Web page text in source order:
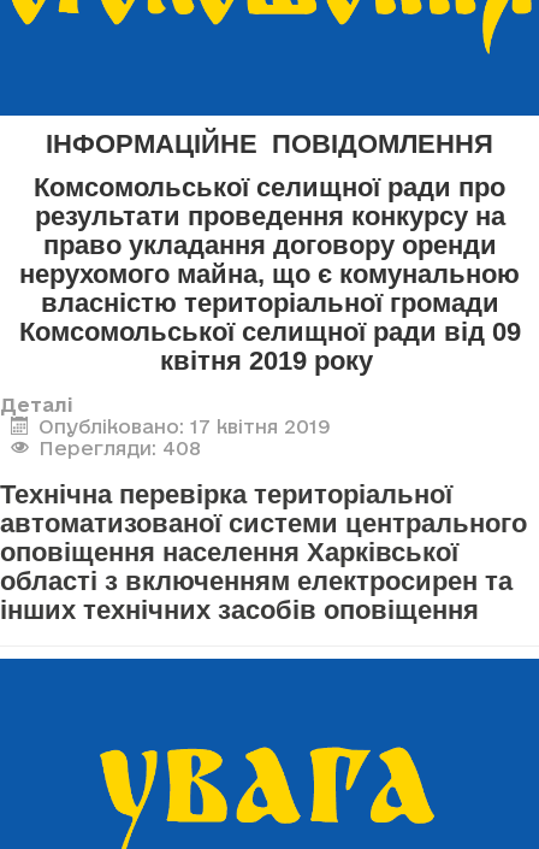
ІНФОРМАЦІЙНЕ ПОВІДОМЛЕННЯ
Комсомольської селищної ради про
результати проведення конкурсу на
право укладання договору оренди
нерухомого майна, що є комунальною
власністю територіальної громади
Комсомольської селищної ради від 09
квітня 2019 року
Деталі
Опубліковано: 17 квітня 2019
Перегляди: 408
Технічна перевірка територіальної
автоматизованої системи центрального
оповіщення населення Харківської
області з включенням електросирен та
інших технічних засобів оповіщення